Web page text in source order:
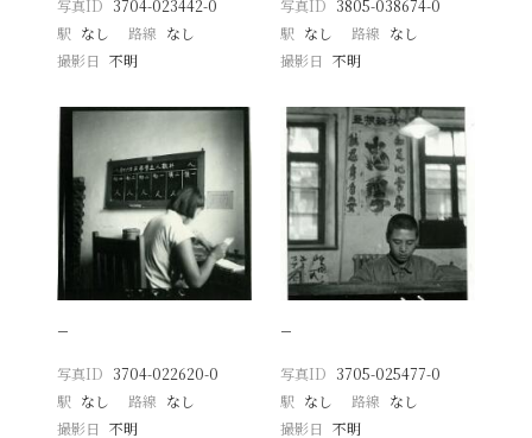
写真ID 3704-023442-0
駅 なし 路線 なし
撮影日
不明
写真ID 3805-038674-0
駅 なし 路線 なし
撮影日 不明
−
写真ID 3704-022620-0
駅 なし 路線 なし
撮影日
不明
−
写真ID 3705-025477-0
駅 なし 路線 なし
撮影日 不明